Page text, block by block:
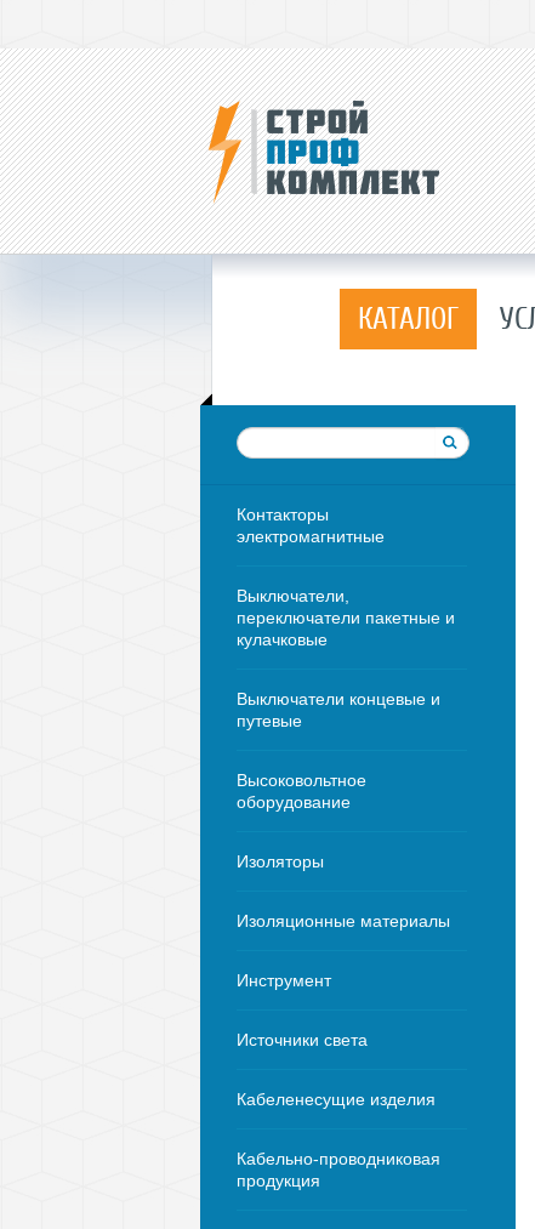
КАТАЛОГ
Контакторы
электромагнитные
Выключатели,
переключатели пакетные и
кулачковые
Выключатели концевые и
путевые
Высоковольтное
оборудование
Изоляторы
Изоляционные материалы
Инструмент
Источники света
Кабеленесущие изделия
Кабельно-проводниковая
продукция